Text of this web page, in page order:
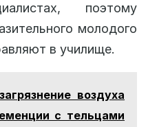
поэтому
молодого
в училище.
воздуха
с тельцами